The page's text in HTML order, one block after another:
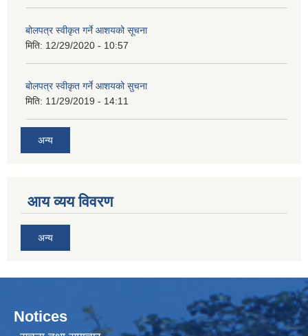
बोलपत्र स्वीकृत गर्ने आशयको सूचना
मिति: 12/29/2020 - 10:57
बोलपत्र स्वीकृत गर्ने आशयको सुचना
मिति: 11/29/2019 - 14:11
अन्य
आय व्यय विवरण
अन्य
Notices